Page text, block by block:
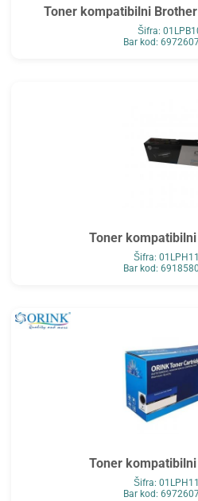
Toner kompatibilni
Šifra:
Bar kod:
Toner kompatibilni
Šifra:
Bar kod:
Toner kompatibilni
Šifra:
Bar kod: